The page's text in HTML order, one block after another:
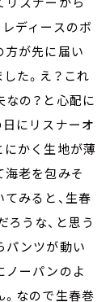
ディースのボ
方が先に届い
た。え？これ
の？と心配に
にリスナーオ
にかく生地が薄
海老を包みそ
みると、生春
うな、と思う
パンツが動い
ノーパンのよ
なので生春巻